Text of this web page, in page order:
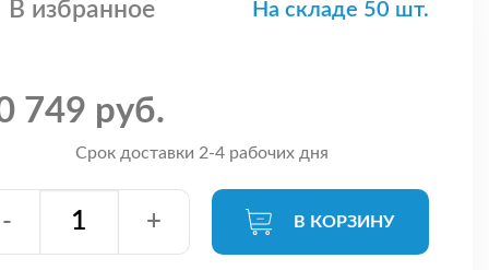
В избранное На складе 50 шт.
749 руб.
Срок доставки 2-4 рабочих дня
- + В КОРЗИНУ